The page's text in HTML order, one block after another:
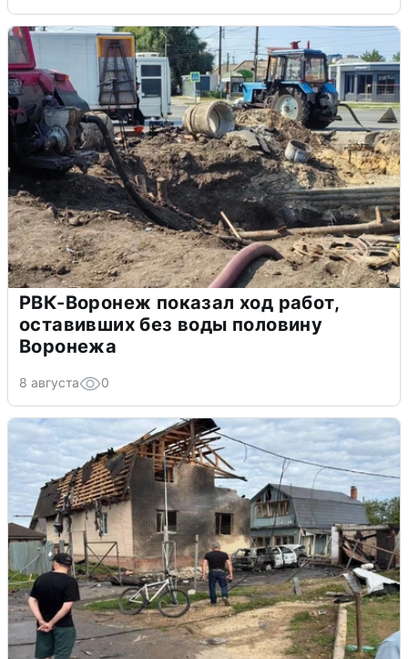
РВК-Воронеж показал ход работ,
оставивших без воды половину
Воронежа
8 августа 0